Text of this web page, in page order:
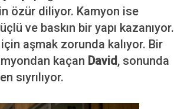
özür diliyor. Kamyon ise
ve baskın bir yapı kazanıyor.
aşmak zorunda kalıyor. Bir
kaçan David, sonunda
sıyrılıyor.